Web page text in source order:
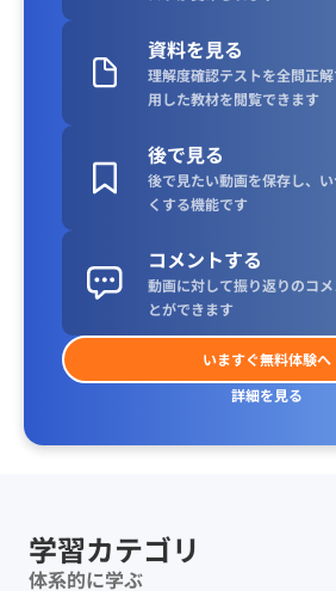
資料を見る
理解度確認テストを全問正
用した教材を閲覧できます
後で見る
後で見たい動画を保存し、
くする機能です
コメントする
動画に対して振り返りのコ
とができます
いますぐ無料体験へ
詳細を見る
学習カテゴリ
体系的に学ぶ